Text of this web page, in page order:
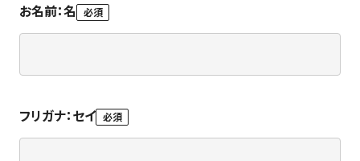
お名前：名 必須
フリガナ：セイ 必須